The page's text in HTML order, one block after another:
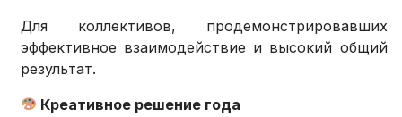
Для коллективов, продемонстрировавших
эффективное взаимодействие и высокий общий
результат.
Креативное решение года